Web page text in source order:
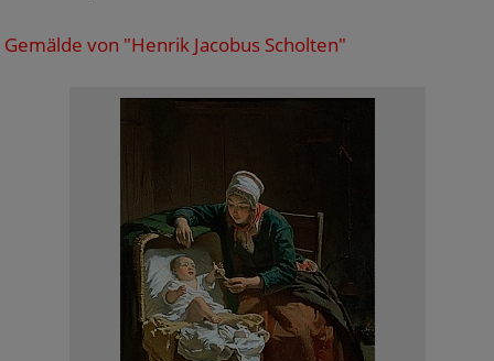
Gemälde von "Henrik Jacobus Scholten"